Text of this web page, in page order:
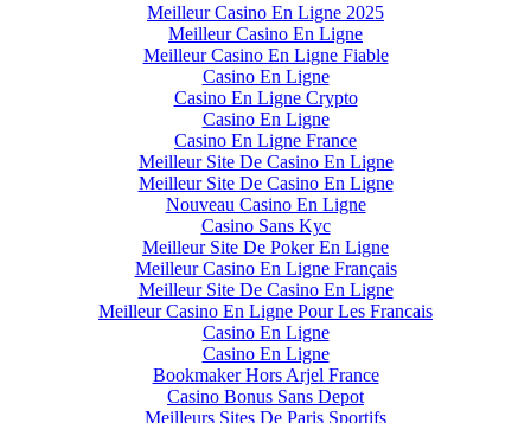
Meilleur Casino En Ligne 2025
Meilleur Casino En Ligne
Meilleur Casino En Ligne Fiable
Casino En Ligne
Casino En Ligne Crypto
Casino En Ligne
Casino En Ligne France
Meilleur Site De Casino En Ligne
Meilleur Site De Casino En Ligne
Nouveau Casino En Ligne
Casino Sans Kyc
Meilleur Site De Poker En Ligne
Meilleur Casino En Ligne Français
Meilleur Site De Casino En Ligne
Meilleur Casino En Ligne Pour Les Francais
Casino En Ligne
Casino En Ligne
Bookmaker Hors Arjel France
Casino Bonus Sans Depot
Meilleurs Sites De Paris Sportifs